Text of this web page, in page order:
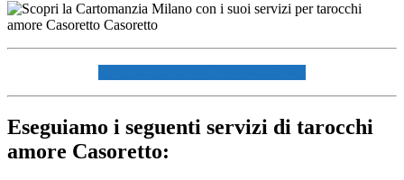
Eseguiamo i seguenti servizi di tarocchi
amore Casoretto: